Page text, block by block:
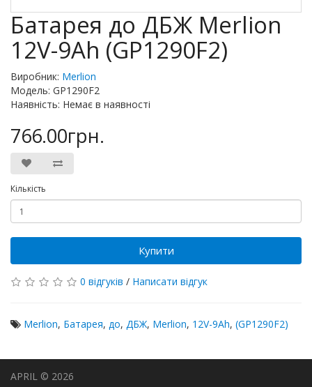
Батарея до ДБЖ Merlion
12V-9Ah (GP1290F2)
Виробник: Merlion
Модель: GP1290F2
Наявність: Немає в наявності
766.00грн.
Кількість
Купити
0 відгуків / Написати відгук
Merlion, Батарея, до, ДБЖ, Merlion, 12V-9Ah, (GP1290F2)
APRIL © 2026